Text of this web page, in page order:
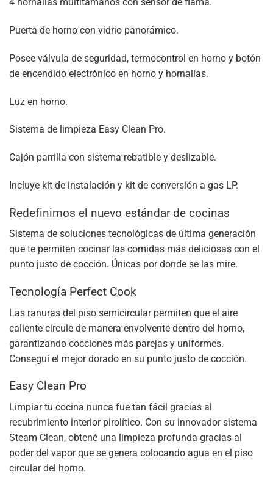
Puerta de horno con vidrio panorámico.
Posee válvula de seguridad, termocontrol en horno y botón
de encendido electrónico en horno y hornallas.
Luz en horno.
Sistema de limpieza Easy Clean Pro.
Cajón parrilla con sistema rebatible y deslizable.
Incluye kit de instalación y kit de conversión a gas LP.
Redefinimos el nuevo estándar de cocinas
Sistema de soluciones tecnológicas de última generación
que te permiten cocinar las comidas más deliciosas con el
punto justo de cocción. Únicas por donde se las mire.
Tecnología Perfect Cook
Las ranuras del piso semicircular permiten que el aire
caliente circule de manera envolvente dentro del horno,
garantizando cocciones más parejas y uniformes.
Conseguí el mejor dorado en su punto justo de cocción.
Easy Clean Pro
Limpiar tu cocina nunca fue tan fácil gracias al
recubrimiento interior pirolítico. Con su innovador sistema
Steam Clean, obtené una limpieza profunda gracias al
poder del vapor que se genera colocando agua en el piso
circular del horno.